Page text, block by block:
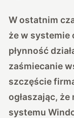
W ostatnim
że w systemie
płynność
zaśmiecanie
szczęście
ogłaszając,
systemu